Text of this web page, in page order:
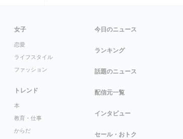
女子
恋愛
ライフスタイル
ファッション
トレンド
本
教育・仕事
からだ
今日のニュース
ランキング
話題のニュース
配信元一覧
インタビュー
セール・おトク